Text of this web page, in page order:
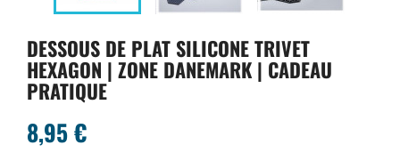
DESSOUS DE PLAT SILICONE TRIVET
HEXAGON | ZONE DANEMARK | CADEAU
PRATIQUE
8,95 €